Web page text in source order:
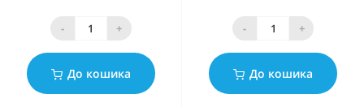
- +
До кошика
- +
До кошика